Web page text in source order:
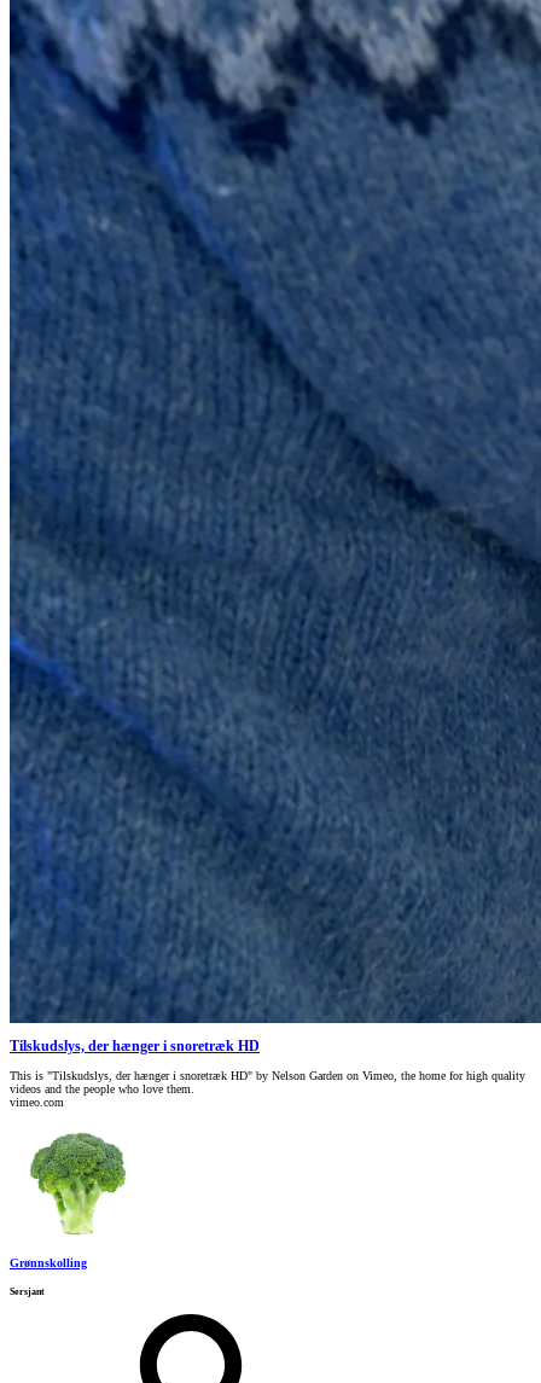
Tilskudslys, der hænger i snoretræk HD
This is "Tilskudslys, der hænger i snoretræk HD" by Nelson Garden on Vimeo, the home for high quality
videos and the people who love them.
vimeo.com
Grønnskolling
Sersjant